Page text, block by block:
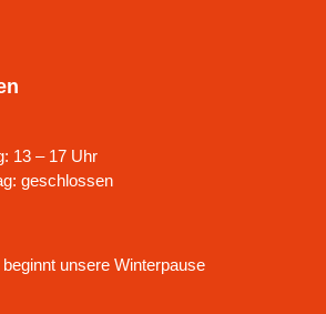
13 – 17 Uhr
geschlossen
unsere Winterpause